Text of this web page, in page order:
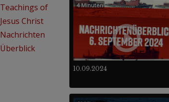
Teachings of
Jesus Christ
Nachrichten
Überblick
10.09.2024
4 Minuten